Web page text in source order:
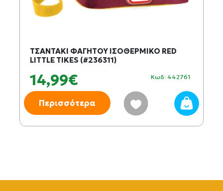
ΤΣΑΝΤΑΚΙ ΦΑΓΗΤΟΥ ΙΣΟΘΕΡΜΙΚΟ RED
LITTLE TIKES (#236311)
14,99€ Κωδ: 442761
Περισσότερα